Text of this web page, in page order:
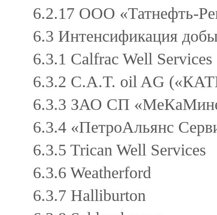
6.2.17 ООО «Татнефть-
6.3 Интенсификация
6.3.1 Calfrac Well
6.3.2 C.A.T. оil AG
6.3.3 ЗАО СП
6.3.4 «ПетроАльянс
6.3.5 Trican Well Services
6.3.6 Weatherford
6.3.7 Halliburton